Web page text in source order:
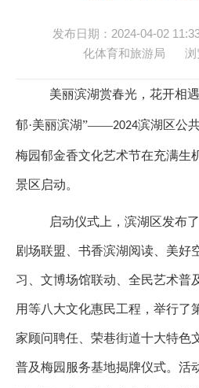
发布日期：2024-04-02
化体育和旅游局
浏
美丽滨湖赏春光，花开相
郁·美丽滨湖”——2024滨湖区公
梅园郁金香文化艺术节在充满生
景区启动。
启动仪式上，滨湖区发布
剧场联盟、书香滨湖阅读、美好
习、文博场馆联动、全民艺术普
用等八大文化惠民工程，举行了
家顾问聘任、荣巷街道十大特色
普及梅园服务基地揭牌仪式。活